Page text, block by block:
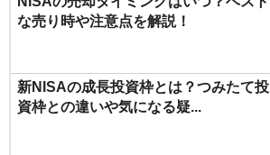
な売り時や注意点を解説！
新NISAの成長投資枠とは？つみたて投
資枠との違いや気になる疑...